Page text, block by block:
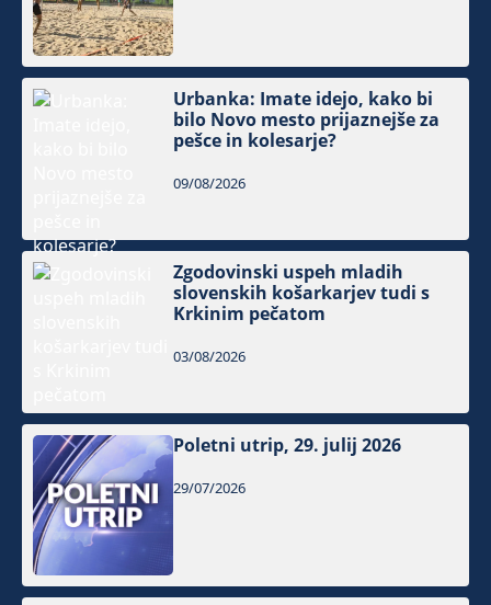
Urbanka: Imate idejo, kako bi
bilo Novo mesto prijaznejše za
pešce in kolesarje?
09/08/2026
Zgodovinski uspeh mladih
slovenskih košarkarjev tudi s
Krkinim pečatom
03/08/2026
Poletni utrip, 29. julij 2026
29/07/2026